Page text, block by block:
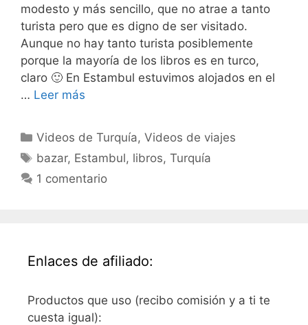
modesto y más sencillo, que no atrae a tanto
turista pero que es digno de ser visitado.
Aunque no hay tanto turista posiblemente
porque la mayoría de los libros es en turco,
claro 🙂 En Estambul estuvimos alojados en el
… Leer más
Categorías
Videos de Turquía,Videos de viajes
Etiquetas
bazar, Estambul, libros,Turquía
1 comentario
Enlaces de afiliado:
Productos que uso (recibo comisión y a ti te
cuesta igual):